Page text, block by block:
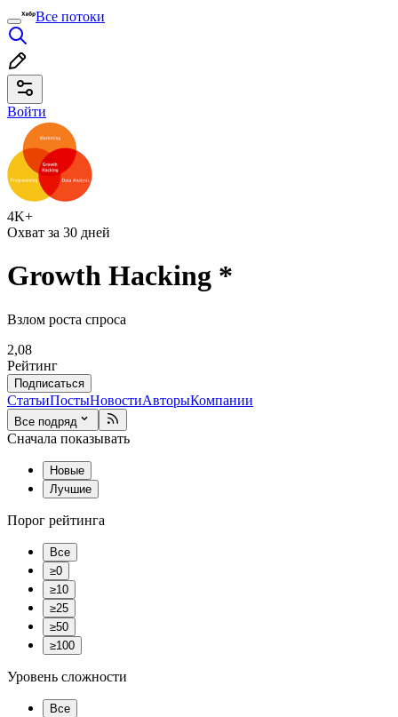
Все потоки
Войти
4K+
Охват за 30 дней
Growth Hacking *
Взлом роста спроса
2,08
Рейтинг
Подписаться
СтатьиПостыНовостиАвторыКомпании
Все подряд
Сначала показывать
Новые
Лучшие
Порог рейтинга
Все
≥0
≥10
≥25
≥50
≥100
Уровень сложности
Все